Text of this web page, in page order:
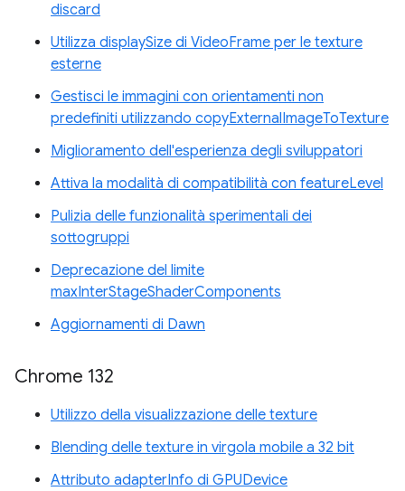
discard
Utilizza displaySize di VideoFrame per le texture
esterne
Gestisci le immagini con orientamenti non
predefiniti utilizzando copyExternalImageToTexture
Miglioramento dell'esperienza degli sviluppatori
Attiva la modalità di compatibilità con featureLevel
Pulizia delle funzionalità sperimentali dei
sottogruppi
Deprecazione del limite
maxInterStageShaderComponents
Aggiornamenti di Dawn
Chrome 132
Utilizzo della visualizzazione delle texture
Blending delle texture in virgola mobile a 32 bit
Attributo adapterInfo di GPUDevice